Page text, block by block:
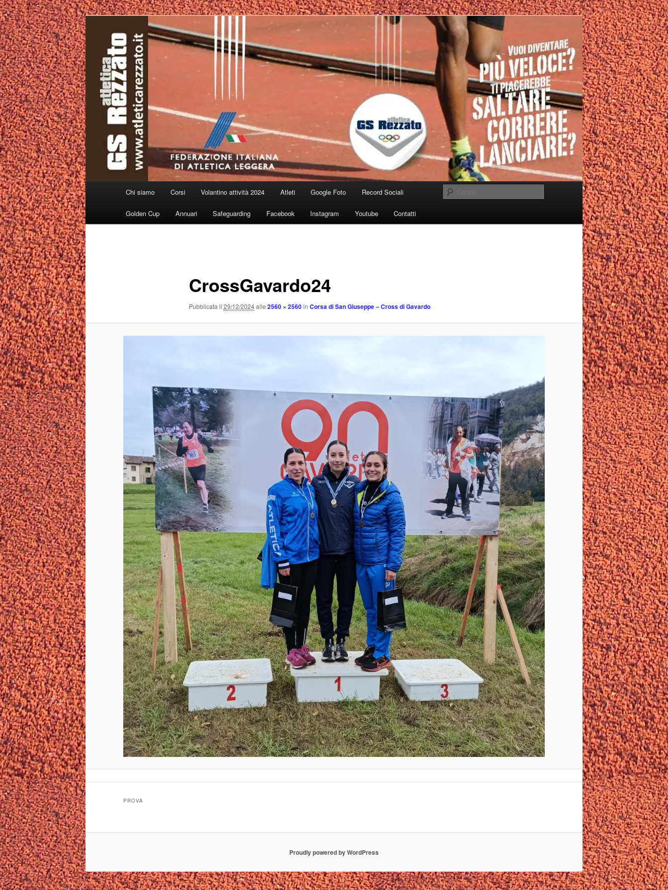
Vai
al
contenuto
principale
Chi siamo Corsi Volantino attività 2024 Atleti Google Foto Record Sociali
Golden Cup Annuari Safeguarding Facebook Instagram Youtube Contatti
CrossGavardo24
Pubblicata il 29/12/2024alle 2560 × 2560in Corsa di San Giuseppe – Cross di Gavardo
PROVA
Proudly powered by WordPress